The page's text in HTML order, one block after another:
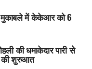
मुकाबले में केकेआर को 6
की धमाकेदार पारी से
की शुरुआत